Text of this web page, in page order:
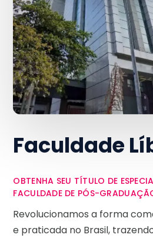
Faculdade
OBTENHA SEU TÍTULO DE
FACULDADE DE PÓS-
Revolucionamos a forma
e praticada no Brasil,